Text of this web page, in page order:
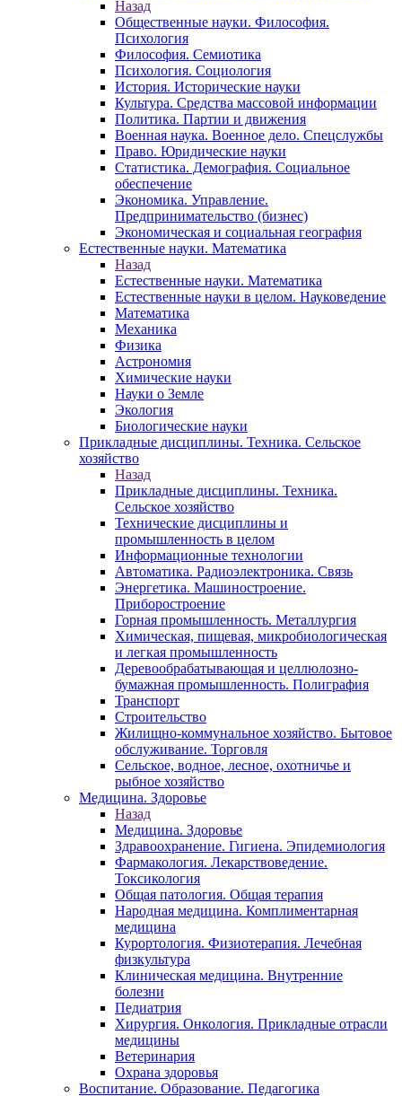
Назад
Общественные науки. Философия.
Психология
Философия. Семиотика
Психология. Социология
История. Исторические науки
Культура. Средства массовой информации
Политика. Партии и движения
Военная наука. Военное дело. Спецслужбы
Право. Юридические науки
Статистика. Демография. Социальное
обеспечение
Экономика. Управление.
Предпринимательство (бизнес)
Экономическая и социальная география
Естественные науки. Математика
Назад
Естественные науки. Математика
Естественные науки в целом. Науковедение
Математика
Механика
Физика
Астрономия
Химические науки
Науки о Земле
Экология
Биологические науки
Прикладные дисциплины. Техника. Сельское
хозяйство
Назад
Прикладные дисциплины. Техника.
Сельское хозяйство
Технические дисциплины и
промышленность в целом
Информационные технологии
Автоматика. Радиоэлектроника. Связь
Энергетика. Машиностроение.
Приборостроение
Горная промышленность. Металлургия
Химическая, пищевая, микробиологическая
и легкая промышленность
Деревообрабатывающая и целлюлозно-
бумажная промышленность. Полиграфия
Транспорт
Строительство
Жилищно-коммунальное хозяйство. Бытовое
обслуживание. Торговля
Сельское, водное, лесное, охотничье и
рыбное хозяйство
Медицина. Здоровье
Назад
Медицина. Здоровье
Здравоохранение. Гигиена. Эпидемиология
Фармакология. Лекарствоведение.
Токсикология
Общая патология. Общая терапия
Народная медицина. Комплиментарная
медицина
Курортология. Физиотерапия. Лечебная
физкультура
Клиническая медицина. Внутренние
болезни
Педиатрия
Хирургия. Онкология. Прикладные отрасли
медицины
Ветеринария
Охрана здоровья
Воспитание. Образование. Педагогика